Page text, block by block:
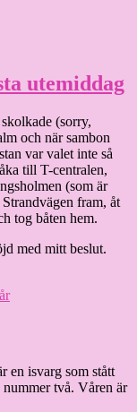
utemiddag
(sorry,
och när sambon
var valet inte så
till T-centralen,
(som är
fram, åt
tog båten hem.
med mitt beslut.
en isvarg som stått
två. Våren är